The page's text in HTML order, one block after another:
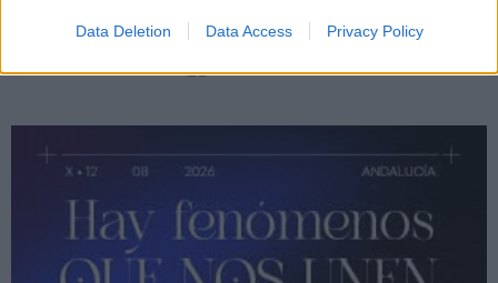
Data Deletion Data Access Privacy Policy